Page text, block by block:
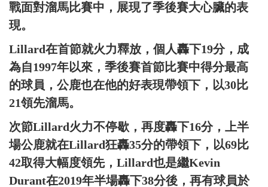
戰面對溜馬比賽中，展現了季後賽大心臟的表
現。
Lillard在首節就火力釋放，個人轟下19分，成
為自1997年以來，季後賽首節比賽中得分最高
的球員，公鹿也在他的好表現帶領下，以30比
21領先溜馬。
次節Lillard火力不停歇，再度轟下16分，上半
場公鹿就在Lillard狂轟35分的帶領下，以69比
42取得大幅度領先，Lillard也是繼Kevin
Durant在2019年半場轟下38分後，再有球員於